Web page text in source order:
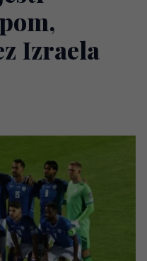
Izraela